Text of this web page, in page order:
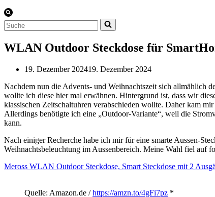
Suchen
nach …
WLAN Outdoor Steckdose für
19. Dezember 202419. Dezember 2024
Nachdem nun die Advents- und Weihnachtszeit sich allmählich
wollte ich diese hier mal erwähnen. Hintergrund ist, dass wir
klassischen Zeitschaltuhren verabschieden wollte. Daher kam
Allerdings benötigte ich eine „Outdoor-Variante“, weil die
kann.
Nach einiger Recherche habe ich mir für eine smarte Aussen-
Weihnachtsbeleuchtung im Aussenbereich. Meine Wahl fiel auf
Meross WLAN Outdoor Steckdose, Smart Steckdose mit 2
Quelle: Amazon.de /https://amzn.to/4gFi7pz *